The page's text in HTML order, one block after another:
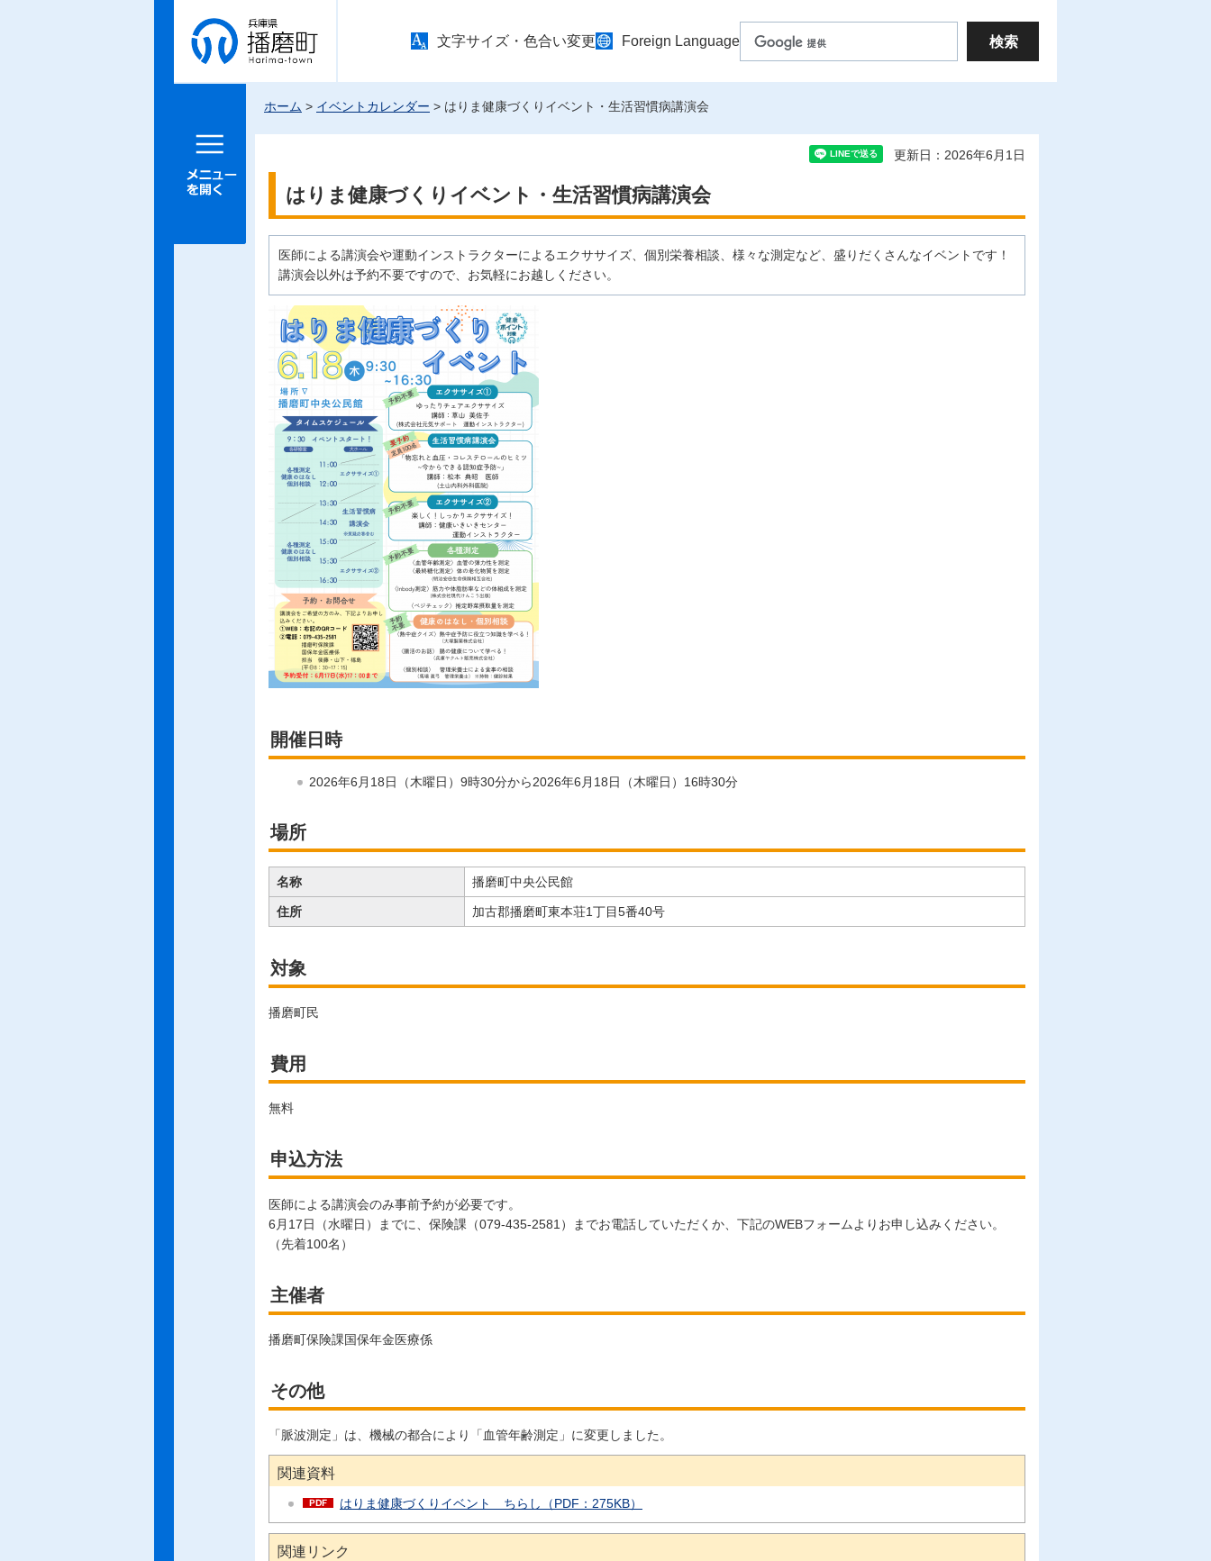
兵庫県 播
磨町
文字サイズ・色合い変更 Foreign Language
メニュー
ホーム > イベントカレンダー > はりま健康づくりイベント・生活習慣病講演会
更新日：2026年6月1日
はりま健康づくりイベント・生活習慣病講演会
医師による講演会や運動インストラクターによるエクササイズ、個別栄養相談、様々な測定など、盛りだくさんなイベントです！
講演会以外は予約不要ですので、お気軽にお越しください。
開催日時
2026年6月18日（木曜日）9時30分から2026年6月18日（木曜日）16時30分
場所
名称 播磨町中央公民館
住所 加古郡播磨町東本荘1丁目5番40号
対象
播磨町民
費用
無料
申込方法
医師による講演会のみ事前予約が必要です。
6月17日（水曜日）までに、保険課（079-435-2581）までお電話していただくか、下記のWEBフォームよりお申し込みください。
（先着100名）
主催者
播磨町保険課国保年金医療係
その他
「脈波測定」は、機械の都合により「血管年齢測定」に変更しました。
関連資料
はりま健康づくりイベント ちらし（PDF：275KB）
関連リンク